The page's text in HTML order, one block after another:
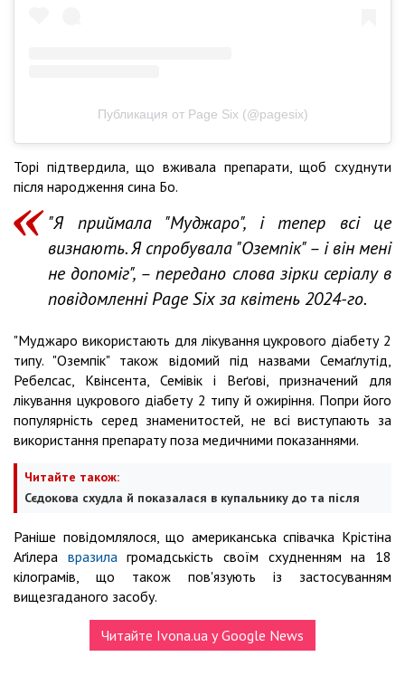
Публикация от Page Six (@pagesix)
Торі підтвердила, що вживала препарати, щоб схуднути
після народження сина Бо.
"Я приймала "Муджаро", і тепер всі це
визнають. Я спробувала "Оземпік" – і він мені
не допоміг", – передано слова зірки серіалу в
повідомленні Page Six за квітень 2024-го.
"Муджаро використають для лікування цукрового діабету 2
типу. "Оземпік" також відомий під назвами Семаґлутід,
Ребелсас, Квінсента, Семівік і Веґові, призначений для
лікування цукрового діабету 2 типу й ожиріння. Попри його
популярність серед знаменитостей, не всі виступають за
використання препарату поза медичними показаннями.
Читайте також:
Сєдокова схудла й показалася в купальнику до та після
Раніше повідомлялося, що американська співачка Крістіна
Аґілера вразилагромадськість своїм схудненням на 18
кілограмів, що також пов'язують із застосуванням
вищезгаданого засобу.
Читайте Ivona.ua у Google News